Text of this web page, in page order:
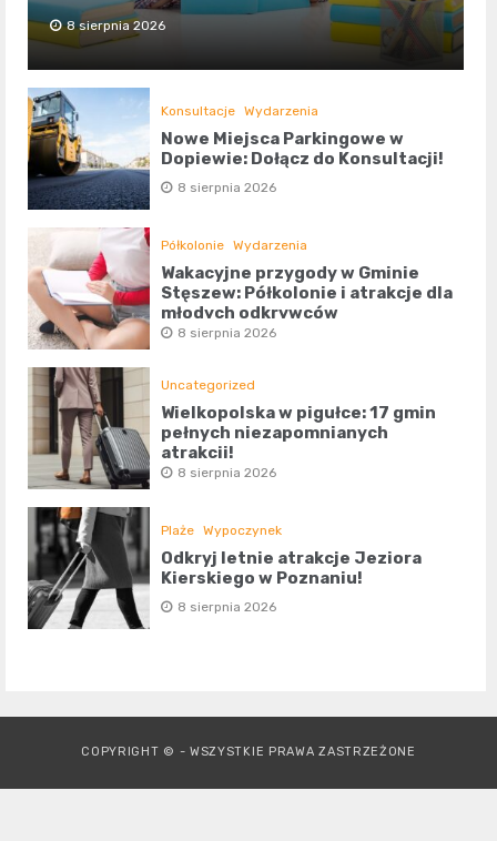
8 sierpnia 2026
Konsultacje Wydarzenia
Nowe Miejsca Parkingowe w
Dopiewie: Dołącz do Konsultacji!
8 sierpnia 2026
Półkolonie Wydarzenia
Wakacyjne przygody w Gminie
Stęszew: Półkolonie i atrakcje dla
młodych odkrywców
8 sierpnia 2026
Uncategorized
Wielkopolska w pigułce: 17 gmin
pełnych niezapomnianych
atrakcji!
8 sierpnia 2026
Plaże Wypoczynek
Odkryj letnie atrakcje Jeziora
Kierskiego w Poznaniu!
8 sierpnia 2026
COPYRIGHT © - WSZYSTKIE PRAWA ZASTRZEŻONE